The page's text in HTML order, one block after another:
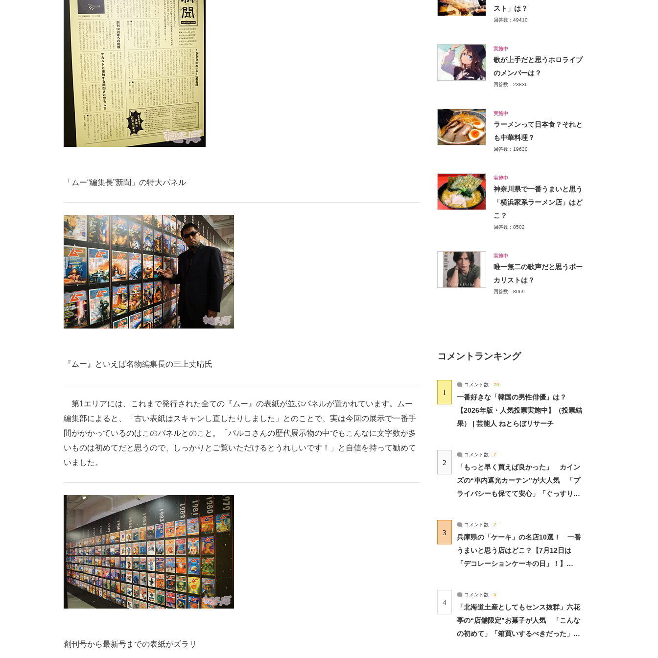
「ムー“編集長”新聞」の特大パネル
『ムー』といえば名物編集長の三上丈晴氏
第1エリアには、これまで発行された全ての『ムー』の表紙が並ぶパネルが置かれています。ムー
編集部によると、「古い表紙はスキャンし直したりしました」とのことで、実は今回の展示で一番手
間がかかっているのはこのパネルとのこと。「パルコさんの歴代展示物の中でもこんなに文字数が多
いものは初めてだと思うので、しっかりとご覧いただけるとうれしいです！」と自信を持って勧めて
いました。
創刊号から最新号までの表紙がズラリ
スト」は？
回答数：49410
実施中
歌が上手だと思うホロライブ
のメンバーは？
回答数：23836
実施中
ラーメンって日本食？それと
も中華料理？
回答数：19630
実施中
神奈川県で一番うまいと思う
「横浜家系ラーメン店」はど
こ？
回答数：8502
実施中
唯一無二の歌声だと思うボー
カリストは？
回答数：8069
コメントランキング
1
コメント数： 20
一番好きな「韓国の男性俳優」は？
【2026年版・人気投票実施中】（投票結
果） | 芸能人 ねとらぼリサーチ
2
コメント数： 7
「もっと早く買えば良かった」 カイン
ズの“車内遮光カーテン”が大人気 「プ
ライバシーも保てて安心」「ぐっすり眠
3
コメント数： 7
兵庫県の「ケーキ」の名店10選！ 一番
うまいと思う店はどこ？【7月12日は
「デコレーションケーキの日」！】
4
コメント数： 5
「北海道土産としてもセンス抜群」六花
亭の“店舗限定”お菓子が人気 「こんな
の初めて」「箱買いするべきだった」